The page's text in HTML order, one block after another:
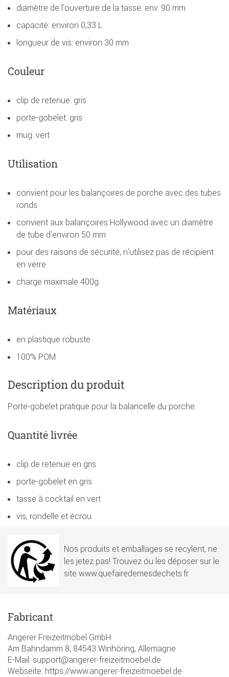
diamètre de l'ouverture de la tasse: env. 90 mm
capacité: environ 0,33 L
longueur de vis: environ 30 mm
Couleur
clip de retenue: gris
porte-gobelet: gris
mug: vert
Utilisation
convient pour les balançoires de porche avec des tubes
ronds
convient aux balançoires Hollywood avec un diamètre
de tube d'environ 50 mm
pour des raisons de sécurité, n'utilisez pas de récipient
en verre
charge maximale 400g
Matériaux
en plastique robuste
100% POM
Description du produit
Porte-gobelet pratique pour la balancelle du porche.
Quantité livrée
clip de retenue en gris
porte-gobelet en gris
tasse à cocktail en vert
vis, rondelle et écrou
Nos produits et emballages se recylent, ne
les jetez pas! Trouvez óu les déposer sur le
site www.quefairedemesdechets.fr
Fabricant
Angerer Freizeitmöbel GmbH
Am Bahndamm 8, 84543 Winhöring, Allemagne
E-Mail: support@angerer-freizeitmoebel.de
Webseite: https://www.angerer-freizeitmoebel.de